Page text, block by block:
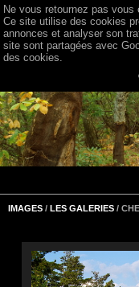
IMAGES / LES GALERIES /
Ne vous retournez pas vous
Ce site utilise des cookies
annonces et analyser son
site sont partagées avec
des cookies.